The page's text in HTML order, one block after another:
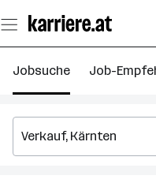
Seiteninhalt
springen
Jobsuche Job-